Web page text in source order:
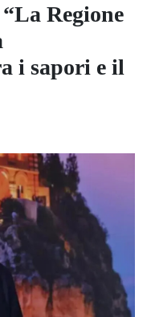
Regione
i sapori e il